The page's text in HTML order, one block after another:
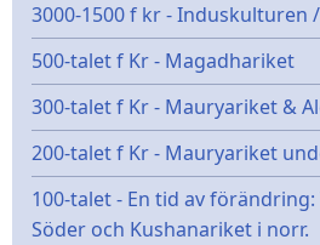
3000-1500 f kr - Induskulturen
500-talet f Kr - Magadhariket
300-talet f Kr - Mauryariket &
200-talet f Kr - Mauryariket
100-talet - En tid av förändring:
Söder och Kushanariket i norr.